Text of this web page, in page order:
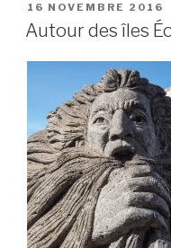
PUBLIÉ
LE
16 NOVEMBRE 2016
Autour des îles